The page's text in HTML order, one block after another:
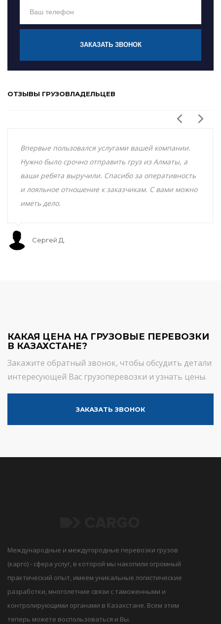
ЗАКАЗАТЬ ЗВОНОК
ОТЗЫВЫ ГРУЗОВЛАДЕЛЬЦЕВ
Впервые пользовался услугами вашей компании.
Нужно было срочно отправить груз из Алматы, а
ваши ребята выручили. Спасибо за оперативность
и лояльное отношение к заказчикам. С вами можно
иметь дело.
Сергей Д.
КАКАЯ ЦЕНА НА ГРУЗОВЫЕ ПЕРЕВОЗКИ
В КАЗАХСТАНЕ?
Закажите обратный звонок, чтобы обсудить детали
интересующей Вас грузоперевозки и узнать цены.
ЗАКАЗАТЬ ЗВОНОК
Международные и междугородные перевозки грузов
(карго) - сфера услуг, в которой мы накопили огромный
практический опыт, имеем уникальные логистические
разработки, многолетние связи с таможенными и
контролирующими органами в Казахстане. Всем этим
теперь можете воспользоваться и Вы.